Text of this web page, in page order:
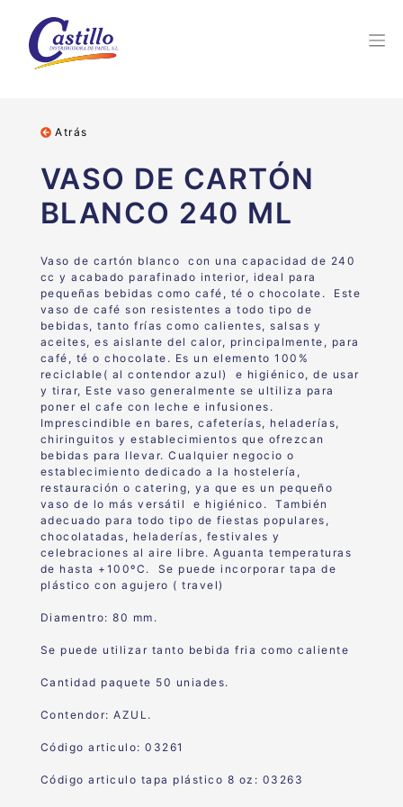
Atrás
VASO DE CARTÓN
BLANCO 240 ML
Vaso de cartón blanco con una capacidad de 240
cc y acabado parafinado interior, ideal para
pequeñas bebidas como café, té o chocolate. Este
vaso de café son resistentes a todo tipo de
bebidas, tanto frías como calientes, salsas y
aceites, es aislante del calor, principalmente, para
café, té o chocolate. Es un elemento 100%
reciclable( al contendor azul) e higiénico, de usar
y tirar, Este vaso generalmente se ultiliza para
poner el cafe con leche e infusiones.
Imprescindible en bares, cafeterías, heladerías,
chiringuitos y establecimientos que ofrezcan
bebidas para llevar. Cualquier negocio o
establecimiento dedicado a la hostelería,
restauración o catering, ya que es un pequeño
vaso de lo más versátil e higiénico. También
adecuado para todo tipo de fiestas populares,
chocolatadas, heladerías, festivales y
celebraciones al aire libre. Aguanta temperaturas
de hasta +100ºC. Se puede incorporar tapa de
plástico con agujero ( travel)
Diamentro: 80 mm.
Se puede utilizar tanto bebida fria como caliente
Cantidad paquete 50 uniades.
Contendor: AZUL.
Código articulo: 03261
Código articulo tapa plástico 8 oz: 03263